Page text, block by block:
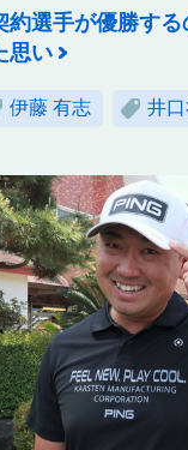
約選手が優勝する
思い
伊藤 有志 井